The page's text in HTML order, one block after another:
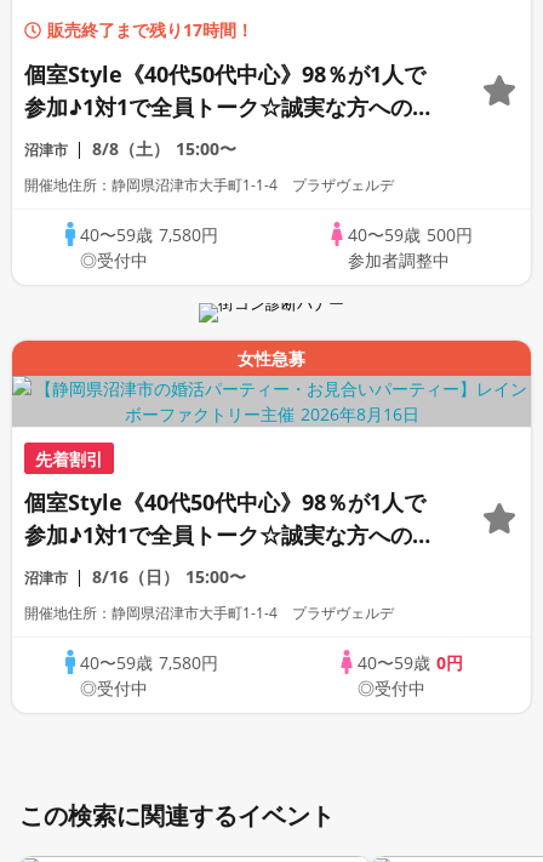
販売終了まで残り17時間！
個室Style《40代50代中心》98％が1人で
参加♪1対1で全員トーク☆誠実な方への婚
活パーティー
沼津市 8/8（土） 15:00〜
開催地住所：静岡県沼津市大手町1-1-4 プラザヴェルデ
40〜59歳 7,580円
◎受付中
40〜59歳 500円
参加者調整中
女性急募
先着割引
個室Style《40代50代中心》98％が1人で
参加♪1対1で全員トーク☆誠実な方への婚
活パーティー
沼津市 8/16（日） 15:00〜
開催地住所：静岡県沼津市大手町1-1-4 プラザヴェルデ
40〜59歳 7,580円
◎受付中
40〜59歳 0円
◎受付中
この検索に関連するイベント